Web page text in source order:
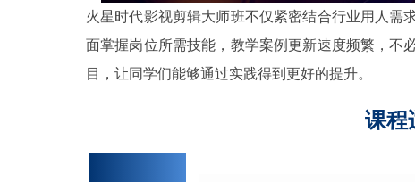
火星时代影视剪辑大师班不仅紧密结合行业用人需
面掌握岗位所需技能，教学案例更新速度频繁，不
目，让同学们能够通过实践得到更好的提升。
课程